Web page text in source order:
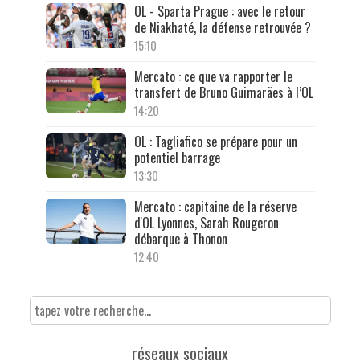
OL - Sparta Prague : avec le retour
de Niakhaté, la défense retrouvée ?
15:10
Mercato : ce que va rapporter le
transfert de Bruno Guimarães à l’OL
14:20
OL : Tagliafico se prépare pour un
potentiel barrage
13:30
Mercato : capitaine de la réserve
d'OL Lyonnes, Sarah Rougeron
débarque à Thonon
12:40
réseaux sociaux